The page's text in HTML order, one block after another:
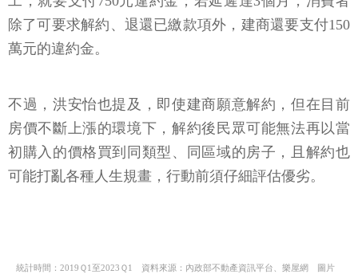
除了可要求解約、退還已繳款項外，建商還要支付150
萬元的違約金。
不過，洪安怡也提及，即使建商願意解約，但在目前
房價不斷上漲的環境下，解約後民眾可能無法再以當
初購入的價格買到同類型、同區域的房子，且解約也
可能打亂各種人生規畫，行動前須仔細評估優劣。
統計時間：2019Ｑ1至2023Ｑ1 資料來源：內政部不動產資訊平台、樂屋網 圖片